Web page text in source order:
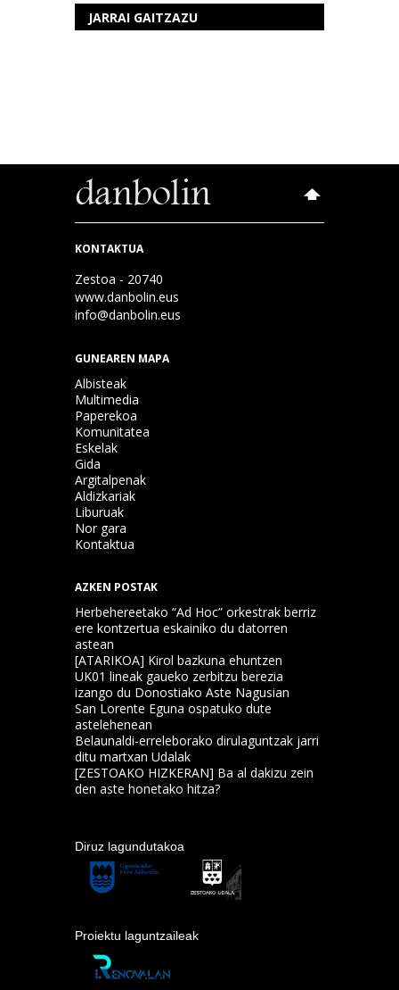
JARRAI GAITZAZU
KONTAKTUA
Zestoa - 20740
www.danbolin.eus
info@danbolin.eus
GUNEAREN MAPA
Albisteak
Multimedia
Paperekoa
Komunitatea
Eskelak
Gida
Argitalpenak
Aldizkariak
Liburuak
Nor gara
Kontaktua
AZKEN POSTAK
Herbehereetako “Ad Hoc” orkestrak berriz
ere kontzertua eskainiko du datorren
astean
[ATARIKOA] Kirol bazkuna ehuntzen
UK01 lineak gaueko zerbitzu berezia
izango du Donostiako Aste Nagusian
San Lorente Eguna ospatuko dute
astelehenean
Belaunaldi-erreleborako dirulaguntzak jarri
ditu martxan Udalak
[ZESTOAKO HIZKERAN] Ba al dakizu zein
den aste honetako hitza?
Diruz lagundutakoa
Proiektu laguntzaileak